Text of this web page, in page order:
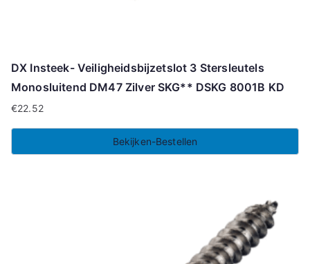
DX Insteek- Veiligheidsbijzetslot 3 Stersleutels
Monosluitend DM47 Zilver SKG** DSKG 8001B KD
€22.52
Bekijken-Bestellen